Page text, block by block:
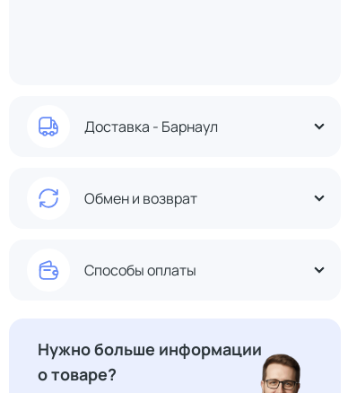
Доставка - Барнаул
Обмен и возврат
Способы оплаты
Нужно больше информации
о товаре?